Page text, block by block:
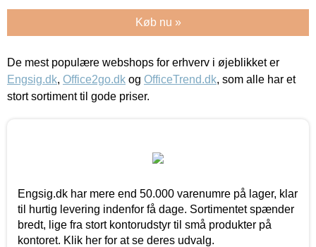
Køb nu »
De mest populære webshops for erhverv i øjeblikket er
Engsig.dk, Office2go.dk og OfficeTrend.dk, som alle har et
stort sortiment til gode priser.
Engsig.dk har mere end 50.000 varenumre på lager, klar
til hurtig levering indenfor få dage. Sortimentet spænder
bredt, lige fra stort kontorudstyr til små produkter på
kontoret. Klik her for at se deres udvalg.